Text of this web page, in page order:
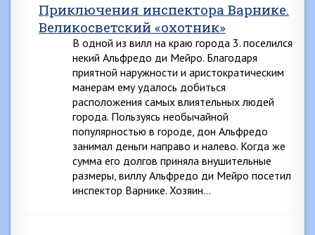
Приключения инспектора Варнике.
Великосветский «охотник»
В одной из вилл на краю города 3. поселился
некий Альфредо ди Мейро. Благодаря
приятной наружности и аристократическим
манерам ему удалось добиться
расположения самых влиятельных людей
города. Пользуясь необычайной
популярностью в городе, дон Альфредо
занимал деньги направо и налево. Когда же
сумма его долгов приняла внушительные
размеры, виллу Альфредо ди Мейро посетил
инспектор Варнике. Хозяин…